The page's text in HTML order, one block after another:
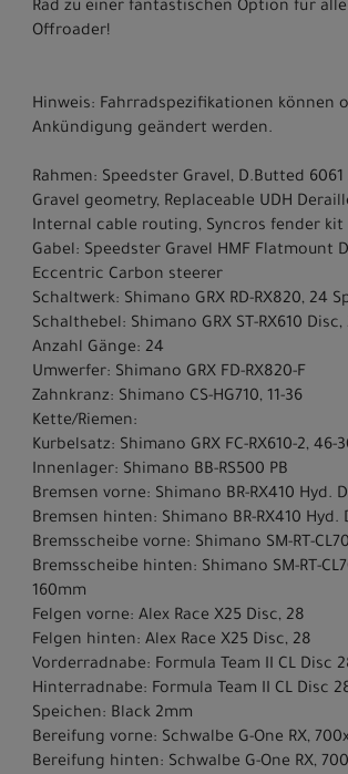
Rad zu einer fantastischen Option für
Offroader!
Hinweis: Fahrradspezifikationen können
Ankündigung geändert werden.
Rahmen: Speedster Gravel, D.Butted 6061
Gravel geometry, Replaceable UDH
Internal cable routing, Syncros fender kit
Gabel: Speedster Gravel HMF Flatmount
Eccentric Carbon steerer
Schaltwerk: Shimano GRX RD-RX820, 24
Schalthebel: Shimano GRX ST-RX610 Disc,
Anzahl Gänge: 24
Umwerfer: Shimano GRX FD-RX820-F
Zahnkranz: Shimano CS-HG710, 11-36
Kette/Riemen:
Kurbelsatz: Shimano GRX FC-RX610-2, 46-
Innenlager: Shimano BB-RS500 PB
Bremsen vorne: Shimano BR-RX410 Hyd.
Bremsen hinten: Shimano BR-RX410 Hyd.
Bremsscheibe vorne: Shimano SM-RT-
Bremsscheibe hinten: Shimano SM-RT-
160mm
Felgen vorne: Alex Race X25 Disc, 28
Felgen hinten: Alex Race X25 Disc, 28
Vorderradnabe: Formula Team II CL Disc
Hinterradnabe: Formula Team II CL Disc
Speichen: Black 2mm
Bereifung vorne: Schwalbe G-One RX,
Bereifung hinten: Schwalbe G-One RX,